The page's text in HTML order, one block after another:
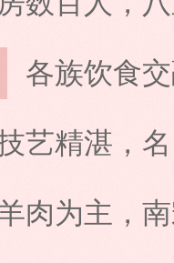
各族饮食
艺精湛，
肉为主，